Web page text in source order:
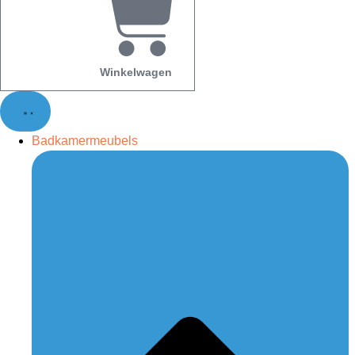
Winkelwagen
Badkamermeubels